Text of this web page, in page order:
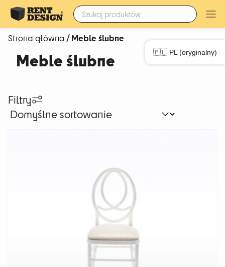
Szukaj:
🇵🇱 PL (oryginalny)
Strona główna/ Meble ślubne
Meble ślubne
Filtry